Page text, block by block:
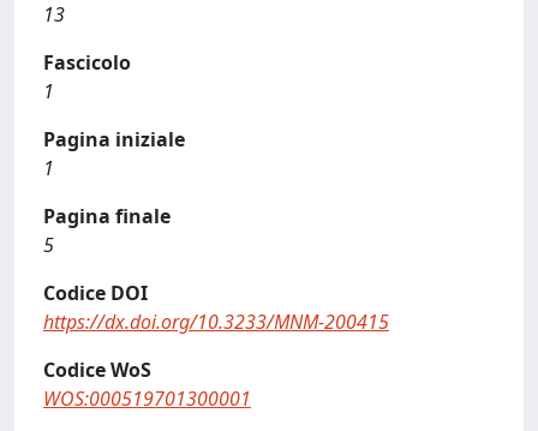
13
Fascicolo
1
Pagina iniziale
1
Pagina finale
5
Codice DOI
https://dx.doi.org/10.3233/MNM-200415
Codice WoS
WOS:000519701300001